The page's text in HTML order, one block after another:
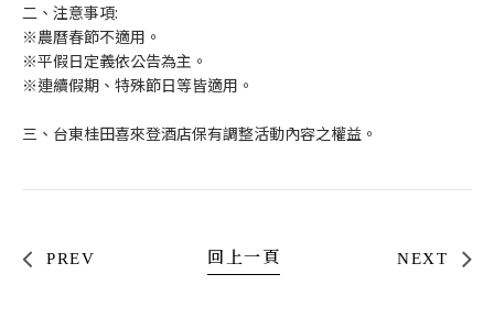
二、注意事項:
※農曆春節不適用。
※平假日定義依公告為主。
※連續假期、特殊節日等皆適用。
三、台東桂田喜來登酒店保有調整活動內容之權益。
PREV 回上一頁 NEXT